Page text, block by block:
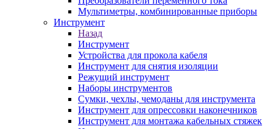
Мультиметры, комбинированные приборы
Инструмент
Назад
Инструмент
Устройства для прокола кабеля
Инструмент для снятия изоляции
Режущий инструмент
Наборы инструментов
Сумки, чехлы, чемоданы для инструмента
Инструмент для опрессовки наконечников
Инструмент для монтажа кабельных стяжек